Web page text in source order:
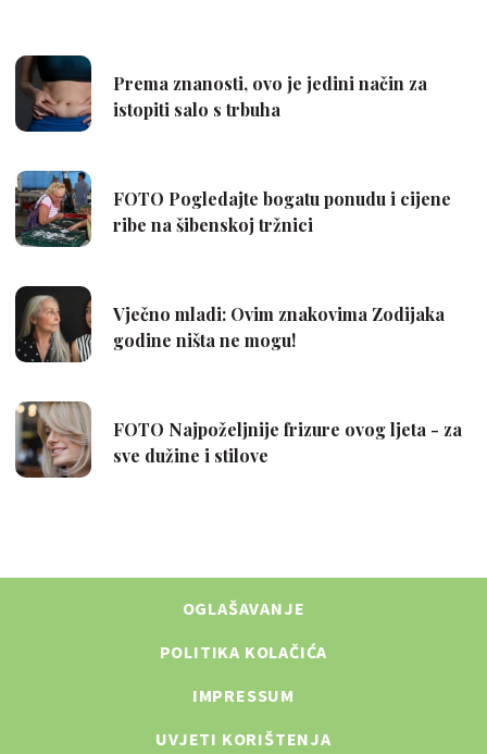
OGLAŠAVANJE
POLITIKA KOLAČIĆA
IMPRESSUM
UVJETI KORIŠTENJA